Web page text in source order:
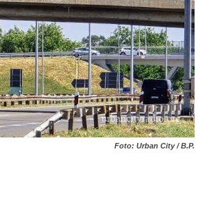
Foto: Urban City / B.P.